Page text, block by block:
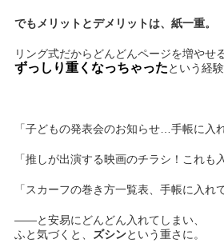
でもメリットとデメリットは、紙一重。
リング式だからどんどんページを増やせ
ずっしり重くなっちゃったという経
「子どもの発表会のお知らせ…手帳に入
「推しが出演する映画のチラシ！これも
「スカーフの巻き方一覧表、手帳に入れ
――と安易にどんどん入れてしまい、
ふと気づくと、 ズシンという重さに。